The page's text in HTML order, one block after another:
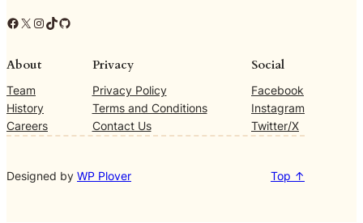
Facebook X Instagram TikTok GitHub
About
Team
History
Careers
Privacy
Privacy Policy
Terms and Conditions
Contact Us
Social
Facebook
Instagram
Twitter/X
Designed by WP Plover Top ↑